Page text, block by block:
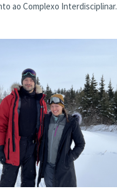
ao Complexo Interdisciplinar.